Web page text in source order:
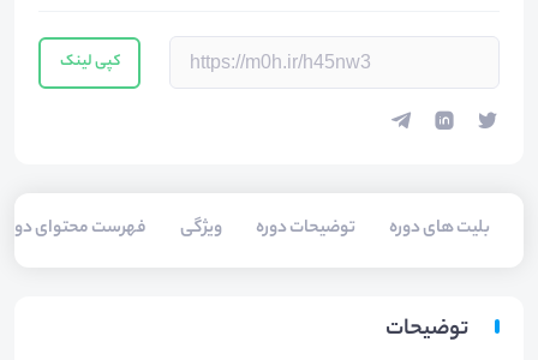
کپی لینک
بلیت های دوره توضیحات دوره ویژگی فهرست محتوای دوره
توضیحات